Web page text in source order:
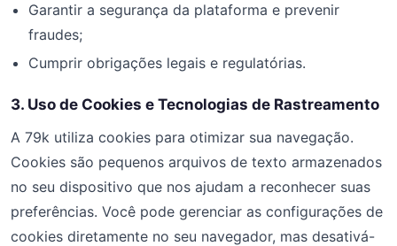
Garantir a segurança da plataforma e prevenir
fraudes;
Cumprir obrigações legais e regulatórias.
3. Uso de Cookies e Tecnologias de Rastreamento
A 79k utiliza cookies para otimizar sua navegação.
Cookies são pequenos arquivos de texto armazenados
no seu dispositivo que nos ajudam a reconhecer suas
preferências. Você pode gerenciar as configurações de
cookies diretamente no seu navegador, mas desativá-